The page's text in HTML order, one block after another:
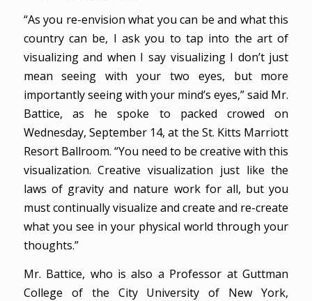
“As you re-envision what you can be and what this
country can be, I ask you to tap into the art of
visualizing and when I say visualizing I don’t just
mean seeing with your two eyes, but more
importantly seeing with your mind’s eyes,” said Mr.
Battice, as he spoke to packed crowed on
Wednesday, September 14, at the St. Kitts Marriott
Resort Ballroom. “You need to be creative with this
visualization. Creative visualization just like the
laws of gravity and nature work for all, but you
must continually visualize and create and re-create
what you see in your physical world through your
thoughts.”
Mr. Battice, who is also a Professor at Guttman
College of the City University of New York,